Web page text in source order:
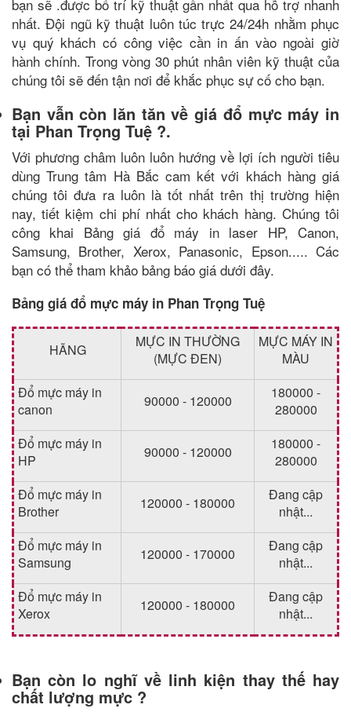
bạn sẽ .được bố trí kỹ thuật gần nhất qua hỗ trợ nhanh
nhất. Đội ngũ kỹ thuật luôn túc trực 24/24h nhằm phục
vụ quý khách có công việc cần in ấn vào ngoài giờ
hành chính. Trong vòng 30 phút nhân viên kỹ thuật của
chúng tôi sẽ đến tận nơi để khắc phục sự cố cho bạn.
Bạn vẫn còn lăn tăn về giá đổ mực máy in
tại Phan Trọng Tuệ ?.
Với phương châm luôn luôn hướng về lợi ích người tiêu
dùng Trung tâm Hà Bắc cam kết với khách hàng giá
chúng tôi đưa ra luôn là tốt nhất trên thị trường hiện
nay, tiết kiệm chi phí nhất cho khách hàng. Chúng tôi
công khai Bảng giá đổ máy in laser HP, Canon,
Samsung, Brother, Xerox, Panasonic, Epson..... Các
bạn có thể tham khảo bảng báo giá dưới đây.
Bảng giá đổ mực máy in Phan Trọng Tuệ
HÃNG
MỰC IN THƯỜNG
(MỰC ĐEN)
MỰC MÁY IN
MÀU
Đổ mực máy in
canon
90000 - 120000
180000 -
280000
Đổ mực máy in
HP
90000 - 120000
180000 -
280000
Đổ mực máy in
Brother
120000 - 180000
Đang cập
nhật...
Đổ mực máy in
Samsung
120000 - 170000
Đang cập
nhật...
Đổ mực máy in
Xerox
120000 - 180000
Đang cập
nhật...
Bạn còn lo nghĩ về linh kiện thay thế hay
chất lượng mực ?